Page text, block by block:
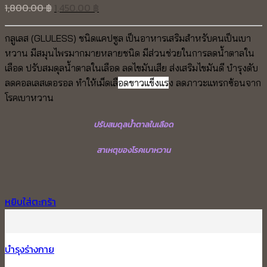
1,800.00฿
price
was:
1,800.00 ฿.
price
is:
1,450.00 ฿.
กลูเลส (GLULESS) ชนิดแคปซูล เป็นอาหารเสริมสำหรับคนเป็นเบา
หวาน มีสมุนไพรมากมายหลายชนิด มีส่วนช่วยในการลดน้ำตาลใน
เลือด ปรับสมดุลน้ำตาลในเลือด ลดไขมันเสีย ส่งเสริมไขมันดี บำรุงตับ
ลดคอลเลสเตอรอล ทำให้เม็ดเลือดขาวแข็งแรง ลดภาวะแทรกซ้อนจาก
โรคเบาหวาน
ปรับสมดุลน้ำตาลในเลือด
สาเหตุของโรคเบาหวาน
หยิบใส่ตะกร้า
บำรุงร่างกาย